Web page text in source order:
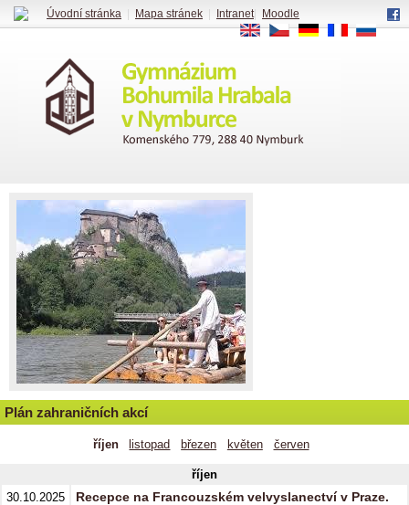
Plán zahraničních akcí
říjen listopad březen květen červen
říjen
30.10.2025
Recepce na Francouzském velvyslanectví v Praze.
Úvodní stránka Mapa stránek Intranet|
Moodle
EN
CS DE FR RU